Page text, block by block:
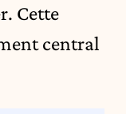
Cette
central